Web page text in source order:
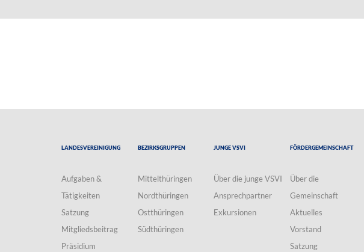
Landesvereinigung
Aufgaben &
Tätigkeiten
Satzung
Mitgliedsbeitrag
Präsidium
Bezirksgruppen
Mittelthüringen
Nordthüringen
Ostthüringen
Südthüringen
Junge VSVI
Über die junge VSVI
Ansprechpartner
Exkursionen
Fördergemeinschaft
Über die
Gemeinschaft
Aktuelles
Vorstand
Satzung